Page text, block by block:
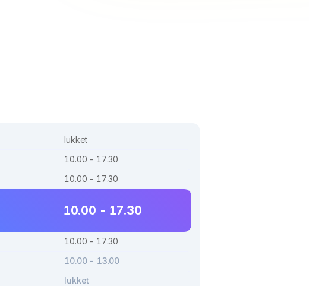
lukket
10.00 - 17.30
10.00 - 17.30
10.00 - 17.30
10.00 - 17.30
10.00 - 13.00
lukket